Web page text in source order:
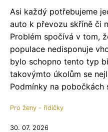
Asi každý potřebujeme
auto k převozu skříně či
Problém spočívá v tom,
populace nedisponuje
bylo schopno tento typ
takovýmto úkolům se
Podmínky na pobočkách
Pro ženy - řidičky
30. 07. 2026